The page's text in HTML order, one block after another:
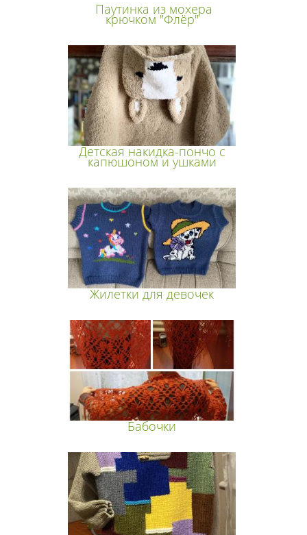
Паутинка из мохера
крючком "Флёр"
Детская накидка-пончо с
капюшоном и ушками
Жилетки для девочек
Бабочки